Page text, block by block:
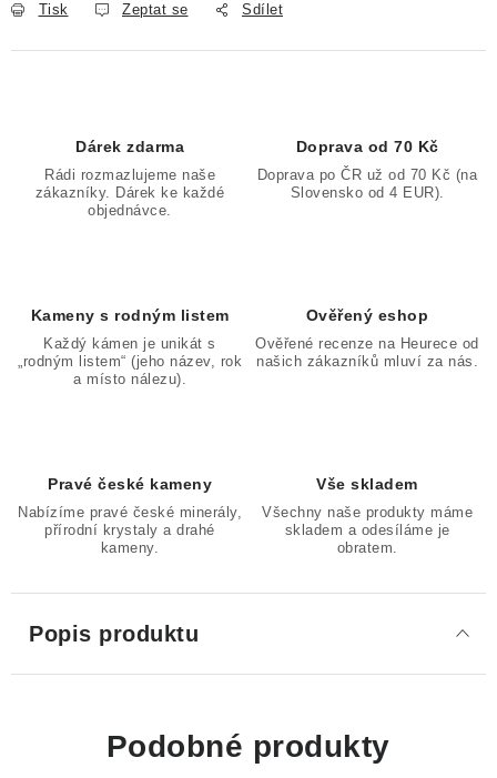
Tisk Zeptat se Sdílet
Dárek zdarma
Rádi rozmazlujeme naše
zákazníky. Dárek ke každé
objednávce.
Doprava od 70 Kč
Doprava po ČR už od 70 Kč (na
Slovensko od 4 EUR).
Kameny s rodným listem
Každý kámen je unikát s
„rodným listem“ (jeho název, rok
a místo nálezu).
Ověřený eshop
Ověřené recenze na Heurece od
našich zákazníků mluví za nás.
Pravé české kameny
Nabízíme pravé české minerály,
přírodní krystaly a drahé
kameny.
Vše skladem
Všechny naše produkty máme
skladem a odesíláme je
obratem.
Popis produktu
Podobné produkty